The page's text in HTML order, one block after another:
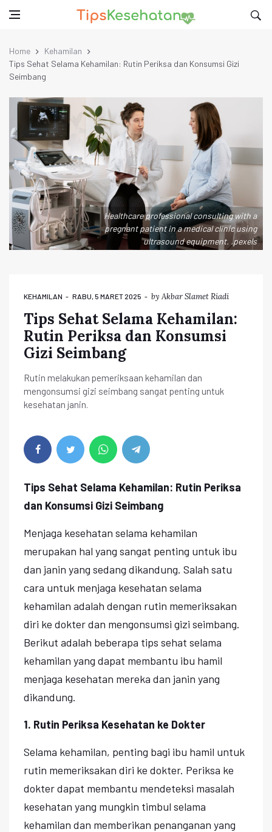
Home
Kehamilan
Tips Sehat Selama Kehamilan: Rutin Periksa dan Konsumsi Gizi
Seimbang
Healthcare professional consulting with a
pregnant patient in a medical clinic using
ultrasound equipment. .pexels
KEHAMILAN RABU, 5 MARET 2025 by Akbar Slamet Riadi
Tips Sehat Selama Kehamilan:
Rutin Periksa dan Konsumsi
Gizi Seimbang
Rutin melakukan pemeriksaan kehamilan dan
mengonsumsi gizi seimbang sangat penting untuk
kesehatan janin.
Tips Sehat Selama Kehamilan: Rutin Periksa
dan Konsumsi Gizi Seimbang
Menjaga kesehatan selama kehamilan
merupakan hal yang sangat penting untuk ibu
dan janin yang sedang dikandung. Salah satu
cara untuk menjaga kesehatan selama
kehamilan adalah dengan rutin memeriksakan
diri ke dokter dan mengonsumsi gizi seimbang.
Berikut adalah beberapa tips sehat selama
kehamilan yang dapat membantu ibu hamil
menjaga kesehatan mereka dan janin yang
dikandung.
1. Rutin Periksa Kesehatan ke Dokter
Selama kehamilan, penting bagi ibu hamil untuk
rutin memeriksakan diri ke dokter. Periksa ke
dokter dapat membantu mendeteksi masalah
kesehatan yang mungkin timbul selama
kehamilan dan memberikan penanganan yang